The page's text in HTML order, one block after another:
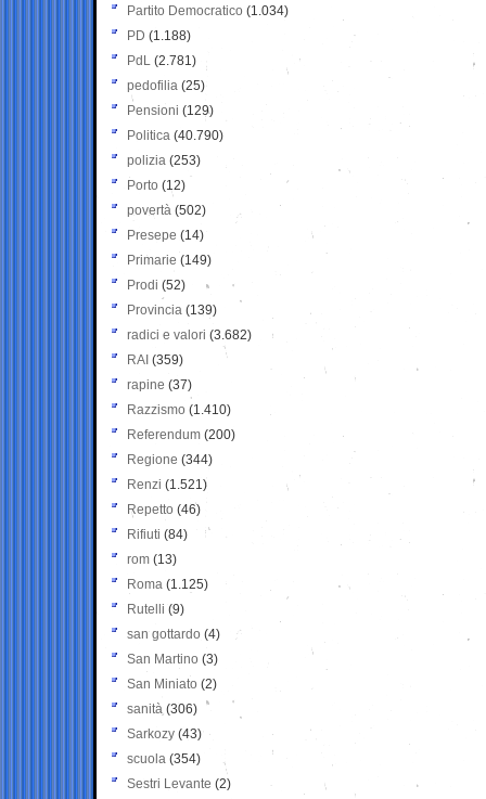
Partito Democratico (1.034)
PD (1.188)
PdL (2.781)
pedofilia (25)
Pensioni (129)
Politica (40.790)
polizia (253)
Porto (12)
povertà (502)
Presepe (14)
Primarie (149)
Prodi (52)
Provincia (139)
radici e valori (3.682)
RAI (359)
rapine (37)
Razzismo (1.410)
Referendum (200)
Regione (344)
Renzi (1.521)
Repetto (46)
Rifiuti (84)
rom (13)
Roma (1.125)
Rutelli (9)
san gottardo (4)
San Martino (3)
San Miniato (2)
sanità (306)
Sarkozy (43)
scuola (354)
Sestri Levante (2)